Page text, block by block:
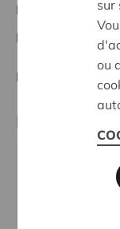
Pajottenland
Datum:
05/05/
Entscheidung:
sur
ou